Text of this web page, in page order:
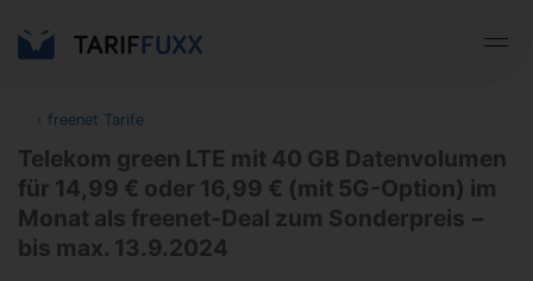
‹ freenet Tarife
Telekom green LTE mit 40 GB Datenvolumen
für 14,99 € oder 16,99 € (mit 5G-Option) im
Monat als freenet-Deal zum Sonderpreis −
bis max. 13.9.2024